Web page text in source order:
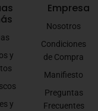
y
y
Empresa
Nosotros
Condiciones
de Compra
Manifiesto
Preguntas
Frecuentes